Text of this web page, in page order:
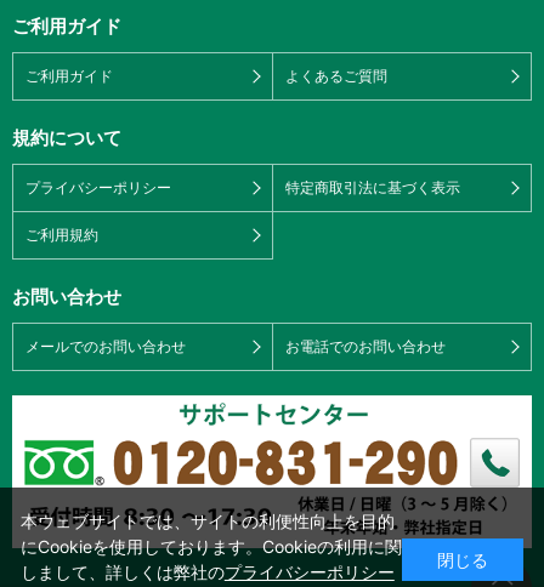
ご利用ガイド
ご利用ガイド よくあるご質問
規約について
プライバシーポリシー 特定商取引法に基づく表示
ご利用規約
お問い合わせ
メールでのお問い合わせ お電話でのお問い合わせ
本ウェブサイトでは、サイトの利便性向上を目的
にCookieを使用しております。Cookieの利用に関
しまして、詳しくは弊社のプライバシーポリシー
閉じる